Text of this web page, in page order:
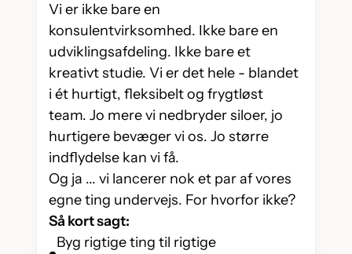
Vi er ikke bare en
konsulentvirksomhed. Ikke bare en
udviklingsafdeling. Ikke bare et
kreativt studie. Vi er det hele - blandet
i ét hurtigt, fleksibelt og frygtløst
team. Jo mere vi nedbryder siloer, jo
hurtigere bevæger vi os. Jo større
indflydelse kan vi få.
Og ja ... vi lancerer nok et par af vores
egne ting undervejs. For hvorfor ikke?
Så kort sagt:
Byg rigtige ting til rigtige